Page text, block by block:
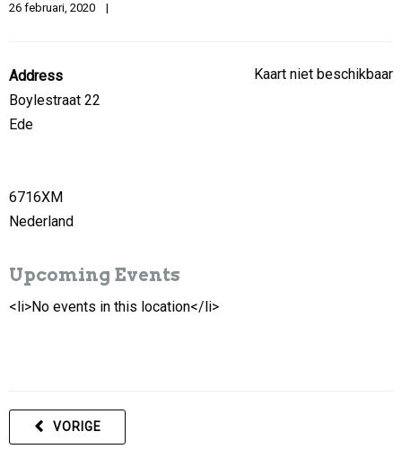
26 februari, 2020 |
Kaart niet beschikbaar
Address
Boylestraat 22
Ede
6716XM
Nederland
Upcoming Events
<li>No events in this location</li>
VORIGE